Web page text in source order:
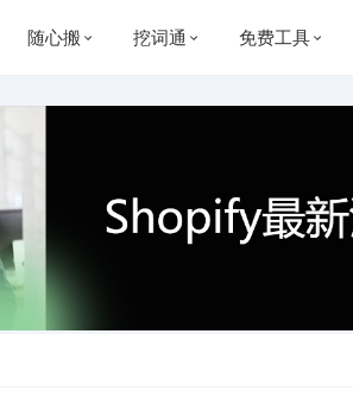
随心搬 挖词通 免费工具